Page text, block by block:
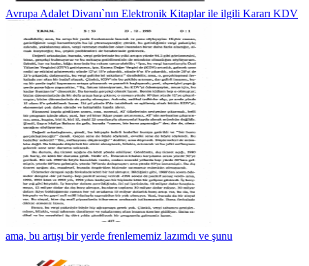
Avrupa Adalet Divanı`nın Elektronik Kitaplar ile ilgili Kararı KDV
ama, bu artışı bir yerde frenlememiz lazımdı ve şunu